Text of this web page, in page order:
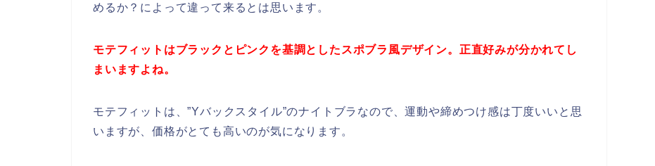
めるか？によって違って来るとは思います。
モテフィットはブラックとピンクを基調としたスポブラ風デザイン。正直好みが分かれてし
まいますよね。
モテフィットは、”Yバックスタイル”のナイトブラなので、運動や締めつけ感は丁度いいと思
いますが、価格がとても高いのが気になります。